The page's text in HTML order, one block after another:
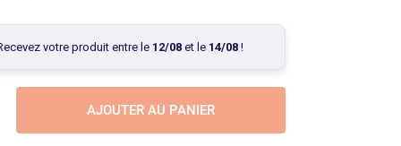
votre produit entre le 12/08et le 14/08!
AJOUTER AU PANIER